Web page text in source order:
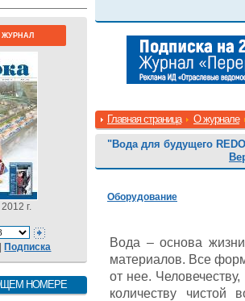
ЖУРНАЛ
г.
|Подписка
НОМЕРЕ
Главная страница О журнале
"Вода для будущего
Оборудование
Вода – основа
материалов. Все
от нее.
количеству чистой